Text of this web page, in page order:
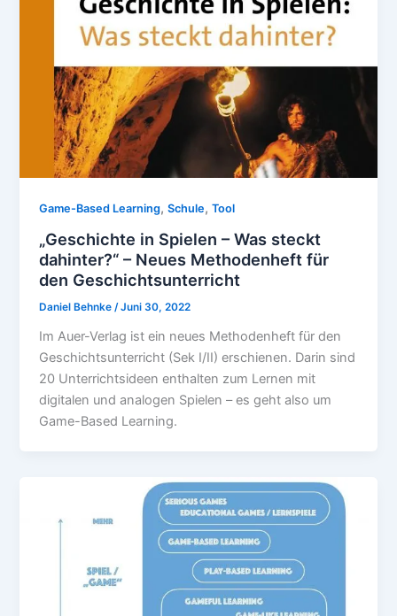
Game-Based Learning,Schule,Tool
„Geschichte in Spielen – Was steckt
dahinter?“ – Neues Methodenheft für
den Geschichtsunterricht
Daniel Behnke /Juni 30, 2022
Im Auer-Verlag ist ein neues Methodenheft für den
Geschichtsunterricht (Sek I/II) erschienen. Darin sind
20 Unterrichtsideen enthalten zum Lernen mit
digitalen und analogen Spielen – es geht also um
Game-Based Learning.